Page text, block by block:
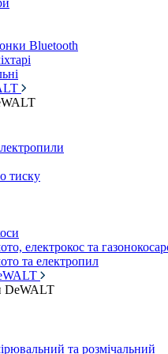
Bluetooth
тиску
електрокос та
та електропил
DeWALT
та розмічальний